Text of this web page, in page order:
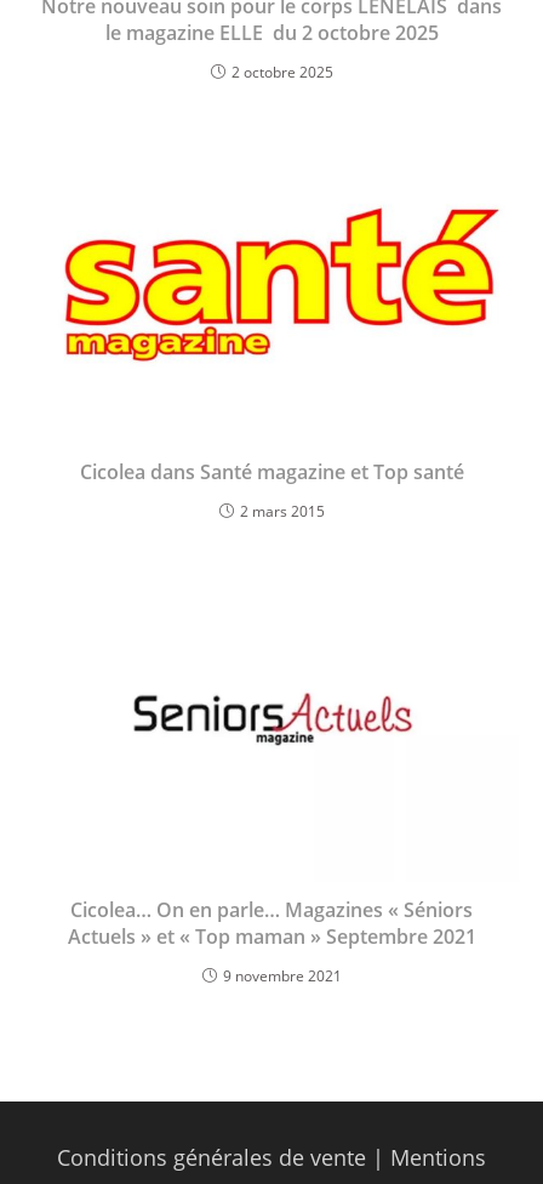
Notre nouveau soin pour le corps LENELAÏS dans
le magazine ELLE du 2 octobre 2025
2 octobre 2025
Cicolea dans Santé magazine et Top santé
2 mars 2015
Cicolea… On en parle… Magazines « Séniors
Actuels » et « Top maman » Septembre 2021
9 novembre 2021
Conditions générales de vente | Mentions